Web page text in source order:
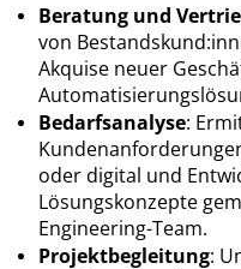
Beratung und
von
Akquise neuer
Bedarfsanalyse:
oder digital und
Lösungskonzepte
Engineering-Team.
Projektbegleitung: